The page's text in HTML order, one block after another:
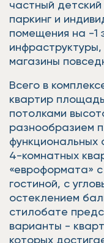
частный
паркинг и
помещения на -1
магазины
Всего в
квартир
потолками
разнообразием
функциональных
4-комнатных
«евроформата»
гостиной, с
остеклением
стилобате
варианты -
которых